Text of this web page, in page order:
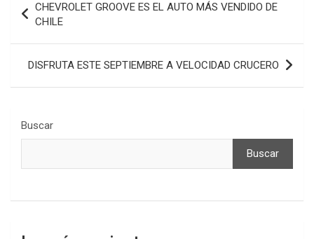
de
entradas
CHEVROLET GROOVE ES EL AUTO MÁS VENDIDO DE
CHILE
DISFRUTA ESTE SEPTIEMBRE A VELOCIDAD CRUCERO
Buscar
Buscar